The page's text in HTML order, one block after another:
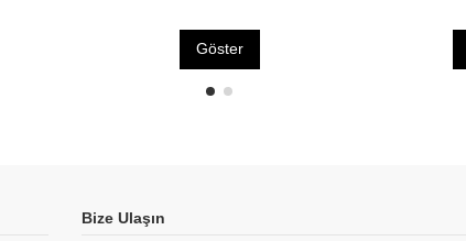
Göster
Bize Ulaşın